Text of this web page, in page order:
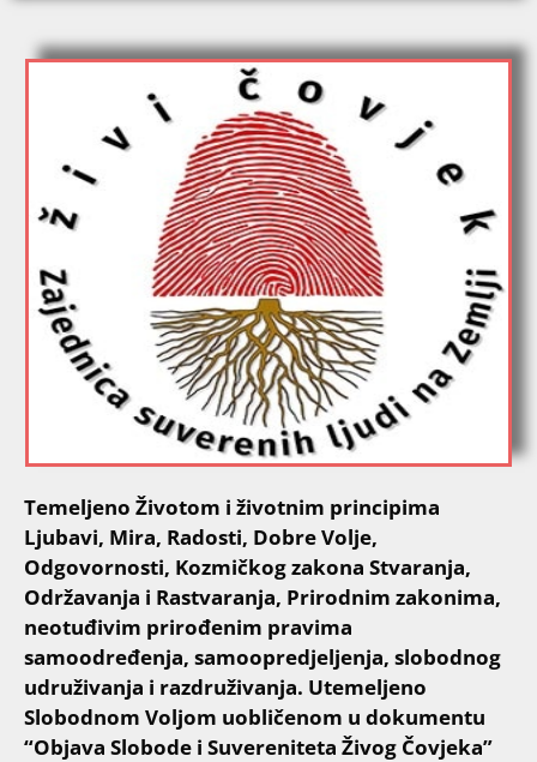
Temeljeno Životom i životnim principima
Ljubavi, Mira, Radosti, Dobre Volje,
Odgovornosti, Kozmičkog zakona Stvaranja,
Održavanja i Rastvaranja, Prirodnim zakonima,
neotuđivim prirođenim pravima
samoodređenja, samoopredjeljenja, slobodnog
udruživanja i razdruživanja. Utemeljeno
Slobodnom Voljom uobličenom u dokumentu
“Objava Slobode i Suvereniteta Živog Čovjeka”